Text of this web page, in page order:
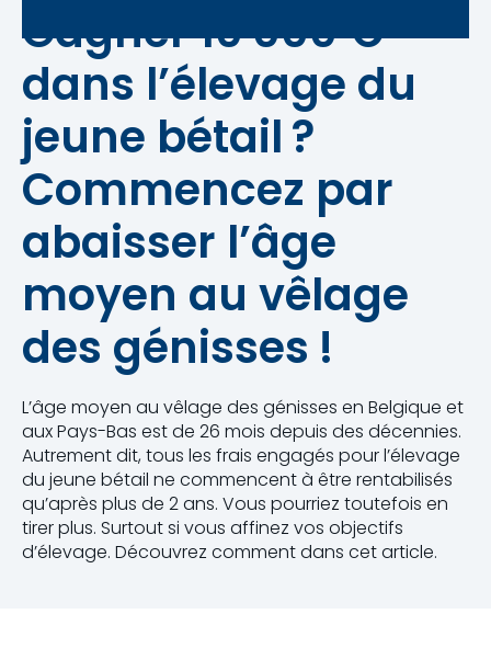
Gagner 10 000 €
dans l’élevage du
jeune bétail ?
Commencez par
abaisser l’âge
moyen au vêlage
des génisses !
L’âge moyen au vêlage des génisses en Belgique et
aux Pays-Bas est de 26 mois depuis des décennies.
Autrement dit, tous les frais engagés pour l’élevage
du jeune bétail ne commencent à être rentabilisés
qu’après plus de 2 ans. Vous pourriez toutefois en
tirer plus. Surtout si vous affinez vos objectifs
d’élevage. Découvrez comment dans cet article.